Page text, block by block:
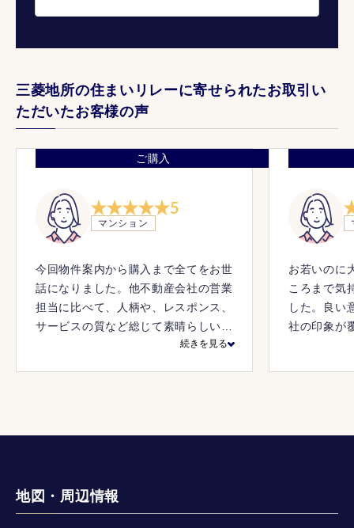
三菱地所の住まいリレーに寄せられたお取引い
ただいたお客様の声
ご購入
5
マンション
今回物件案内から購入まで全てをお世
話になりました。他不動産会社の営業
担当に比べて、人柄や、レスポンス、
サービスの質など総じて素晴らしいも
続きを見る
お若いのに
ころまで気
した。良い
社の印象が
地図・周辺情報